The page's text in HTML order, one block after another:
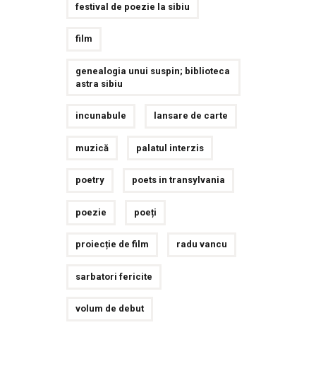
festival de poezie la sibiu
film
genealogia unui suspin; biblioteca
astra sibiu
incunabule lansare de carte
muzică palatul interzis
poetry poets in transylvania
poezie poeți
proiecție de film radu vancu
sarbatori fericite
volum de debut